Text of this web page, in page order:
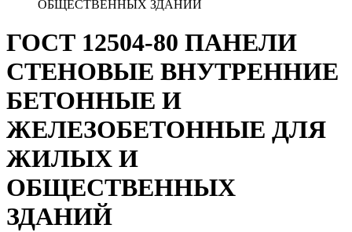
ОБЩЕСТВЕННЫХ ЗДАНИЙ
ГОСТ 12504-80 ПАНЕЛИ
СТЕНОВЫЕ ВНУТРЕННИЕ
БЕТОННЫЕ И
ЖЕЛЕЗОБЕТОННЫЕ ДЛЯ
ЖИЛЫХ И
ОБЩЕСТВЕННЫХ
ЗДАНИЙ